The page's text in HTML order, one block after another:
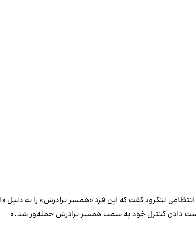
لنگرود گفت که این فرد «همسر برادرش» را به
دست دادن کنترل خود به سمت همسر برادرش حمله‌ور شد.»